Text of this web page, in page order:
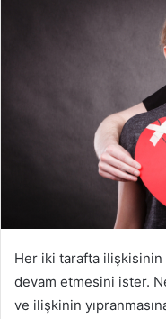
Her iki tarafta ilişkisinin
devam etmesini ister.
ve ilişkinin